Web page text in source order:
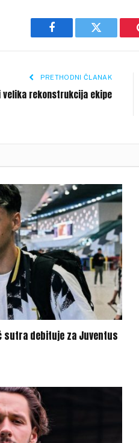
Facebook Twitter
PRETHODNI ČLANAK
rekonstrukcija ekipe
sutra debituje za Juventus